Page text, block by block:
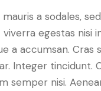
a sodales,
egestas nisi
a accumsan. Cras
Integer tincidunt.
semper nisi.